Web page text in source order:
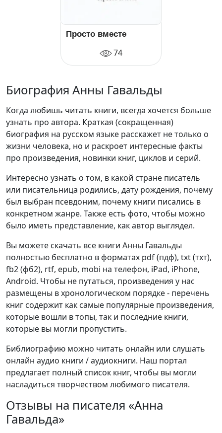
Просто вместе
74
Биография Анны Гавальды
Когда любишь читать книги, всегда хочется больше
узнать про автора. Краткая (сокращенная)
биография на русском языке расскажет не только о
жизни человека, но и раскроет интересные факты
про произведения, новинки книг, циклов и серий.
Интересно узнать о том, в какой стране писатель
или писательница родились, дату рождения, почему
был выбран псевдоним, почему книги писались в
конкретном жанре. Также есть фото, чтобы можно
было иметь представление, как автор выглядел.
Вы можете скачать все книги Анны Гавальды
полностью бесплатно в форматах pdf (пдф), txt (тхт),
fb2 (фб2), rtf, epub, mobi на телефон, iPad, iPhone,
Android. Чтобы не путаться, произведения у нас
размещены в хронологическом порядке - перечень
книг содержит как самые популярные произведения,
которые вошли в топы, так и последние книги,
которые вы могли пропустить.
Библиографию можно читать онлайн или слушать
онлайн аудио книги / аудиокниги. Наш портал
предлагает полный список книг, чтобы вы могли
насладиться творчеством любимого писателя.
Отзывы на писателя «Анна
Гавальда»